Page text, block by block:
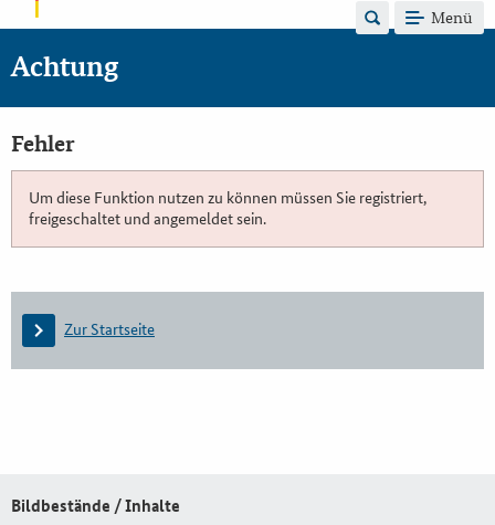
Menü
Achtung
Fehler
Um diese Funktion nutzen zu können müssen Sie registriert,
freigeschaltet und angemeldet sein.
Zur Startseite
Bildbestände / Inhalte